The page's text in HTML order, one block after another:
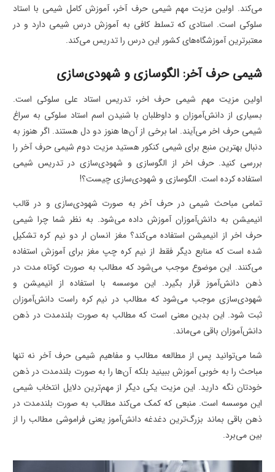
می‌کند. اولین مزیت مهم شیمی حرف آخر، آموزش کامل شیمی با استاد
سلوکی است. استادی که تسلط کافی به آموزش درس شیمی دارد و در
معتبرترین آموزشگاه‌های کشور این درس را تدریس می‌کند.
شیمی حرف آخر: الگوسازی و شهودی‌سازی
اولین مزیت مهم شیمی حرف اخر، تدریس استاد علی سلوکی است.
بسیاری از دانش‌آموزان و داوطلبان با شنیدن اسم استاد سلوکی به سراغ
شیمی حرف اخر می‌آیند. اما برخی از آن‌ها هنوز دو دل هستند. اگر هنوز به
دنبال بهترین منبع برای شیمی کنکور هستید مزیت دوم شیمی حرف آخر را
بررسی کنید. حرف اخر از الگوسازی و شهودی‌سازی در تدریس شیمی
استفاده کرده است. الگوسازی و شهودی‌سازی چیست؟!
تمامی مباحث شیمی در حرف آخر به صورت شهودی‌سازی و در قالب
انیمیشن‌ به دانش‌آموزان آموزش داده می‌شود. به نظر شما چرا شیمی
حرف اخر از انیمیشن استفاده می‌کند؟ مغز انسان ار دو نیم کره تشکیل
شده است که منابع دیگر فقط از نیم کره چپ مغز برای آموزش استفاده
می‌کنند. این موضوع موجب می‌شود که مطالب به صورت کوتاه مدت در
ذهن دانش‌آموز قرار بگیرد. این موسسه با استفاده از انیمیشن و
شهودی‌سازی موجب می‌شود که مطالب در نیم کره راست دانش‌آموزان
ثبت شود. این بدین معنی است که مطالب به صورت بلندمدت در ذهن
دانش‌آموزان باقی می‌ماند.
شما می‌توانید پس از مطالعه مطالب و مفاهیم شیمی حرف آخر نه تنها
مباحث را به خوبی آموزش ببینید بلکه آن‌ها را به صورت بلندمدت در ذهن
خودتان نگه ‌دارید. این مزیت یکی دیگر از مهم‌ترین دلایل انتخاب شیمی
این موسسه است. منبعی که کمک می‌کند مطالب به صورت بلندمدت در
ذهن باقی بماند بزرگ‌ترین دغدغه دانش‌آموز یعنی فراموشی مطالب را از
بین می‌برد.